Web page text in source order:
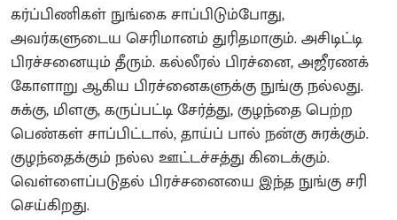
கர்ப்பிணிகள் நுங்கை சாப்பிடும்போது,
அவர்களுடைய செரிமானம் துரிதமாகும். அசிடிட்டி
பிரச்சனையும் தீரும். கல்லீரல் பிரச்னை, அஜீரணக்
கோளாறு ஆகிய பிரச்னைகளுக்கு நுங்கு நல்லது.
சுக்கு, மிளகு, கருப்பட்டி சேர்த்து, குழந்தை பெற்ற
பெண்கள் சாப்பிட்டால், தாய்ப் பால் நன்கு சுரக்கும்.
குழந்தைக்கும் நல்ல ஊட்டச்சத்து கிடைக்கும்.
வெள்ளைப்படுதல் பிரச்சனையை இந்த நுங்கு சரி
செய்கிறது.